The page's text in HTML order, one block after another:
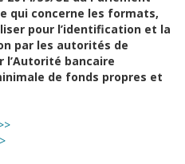
qui concerne les formats,
pour l’identification et la
par les autorités de
l’Autorité bancaire
de fonds propres et